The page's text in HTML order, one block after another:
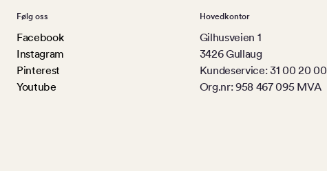
Følg oss
Facebook
Instagram
Pinterest
Youtube
Hovedkontor
Gilhusveien 1
3426 Gullaug
Kundeservice: 31 00 20 00
Org.nr: 958 467 095 MVA